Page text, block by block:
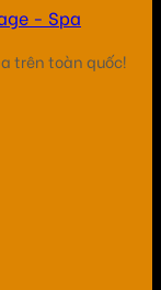
- Spa
trên toàn quốc!